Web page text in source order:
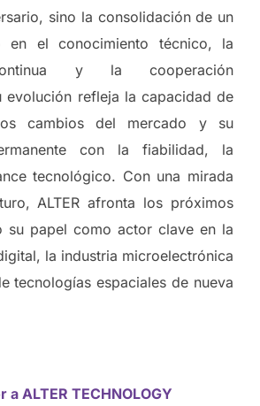
sino la consolidación de un
en el conocimiento técnico, la
y la cooperación
evolución refleja la capacidad de
cambios del mercado y su
con la fiabilidad, la
tecnológico. Con una mirada
ALTER afronta los próximos
su papel como actor clave en la
la industria microelectrónica
tecnologías espaciales de nueva
ALTER TECHNOLOGY